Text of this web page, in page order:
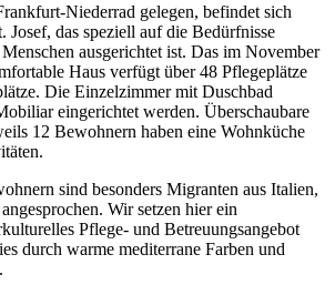
Niederrad gelegen, befindet sich
Josef, das speziell auf die Bedürfnisse
ausgerichtet ist. Das im November
Haus verfügt über 48 Pflegeplätze
Die Einzelzimmer mit Duschbad
eingerichtet werden. Überschaubare
12 Bewohnern haben eine Wohnküche
sind besonders Migranten aus Italien,
Wir setzen hier ein
Pflege- und Betreuungsangebot
durch warme mediterrane Farben und